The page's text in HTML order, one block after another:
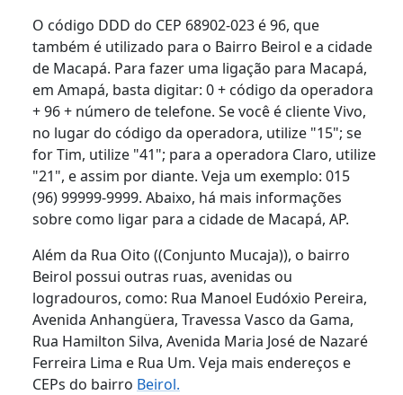
O código DDD do CEP 68902-023 é 96, que
também é utilizado para o Bairro Beirol e a cidade
de Macapá. Para fazer uma ligação para Macapá,
em Amapá, basta digitar: 0 + código da operadora
+ 96 + número de telefone. Se você é cliente Vivo,
no lugar do código da operadora, utilize "15"; se
for Tim, utilize "41"; para a operadora Claro, utilize
"21", e assim por diante. Veja um exemplo: 015
(96) 99999-9999. Abaixo, há mais informações
sobre como ligar para a cidade de Macapá, AP.
Além da Rua Oito ((Conjunto Mucaja)), o bairro
Beirol possui outras ruas, avenidas ou
logradouros, como: Rua Manoel Eudóxio Pereira,
Avenida Anhangüera, Travessa Vasco da Gama,
Rua Hamilton Silva, Avenida Maria José de Nazaré
Ferreira Lima e Rua Um. Veja mais endereços e
CEPs do bairro Beirol.